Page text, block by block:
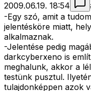
2009.06.19. 18:54
-Egy szó, amit a
jelentésköre miatt,
alkalmaznak.
-Jelentése pedig
darkcyberxeno is
meghalunk, akkor a
testünk pusztul.
tulajdonképpen azok